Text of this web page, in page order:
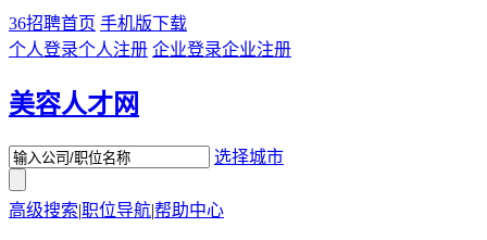
36招聘首页 手机版下载
个人登录个人注册 企业登录企业注册
美容人才网
选择城市
高级搜索|职位导航|帮助中心